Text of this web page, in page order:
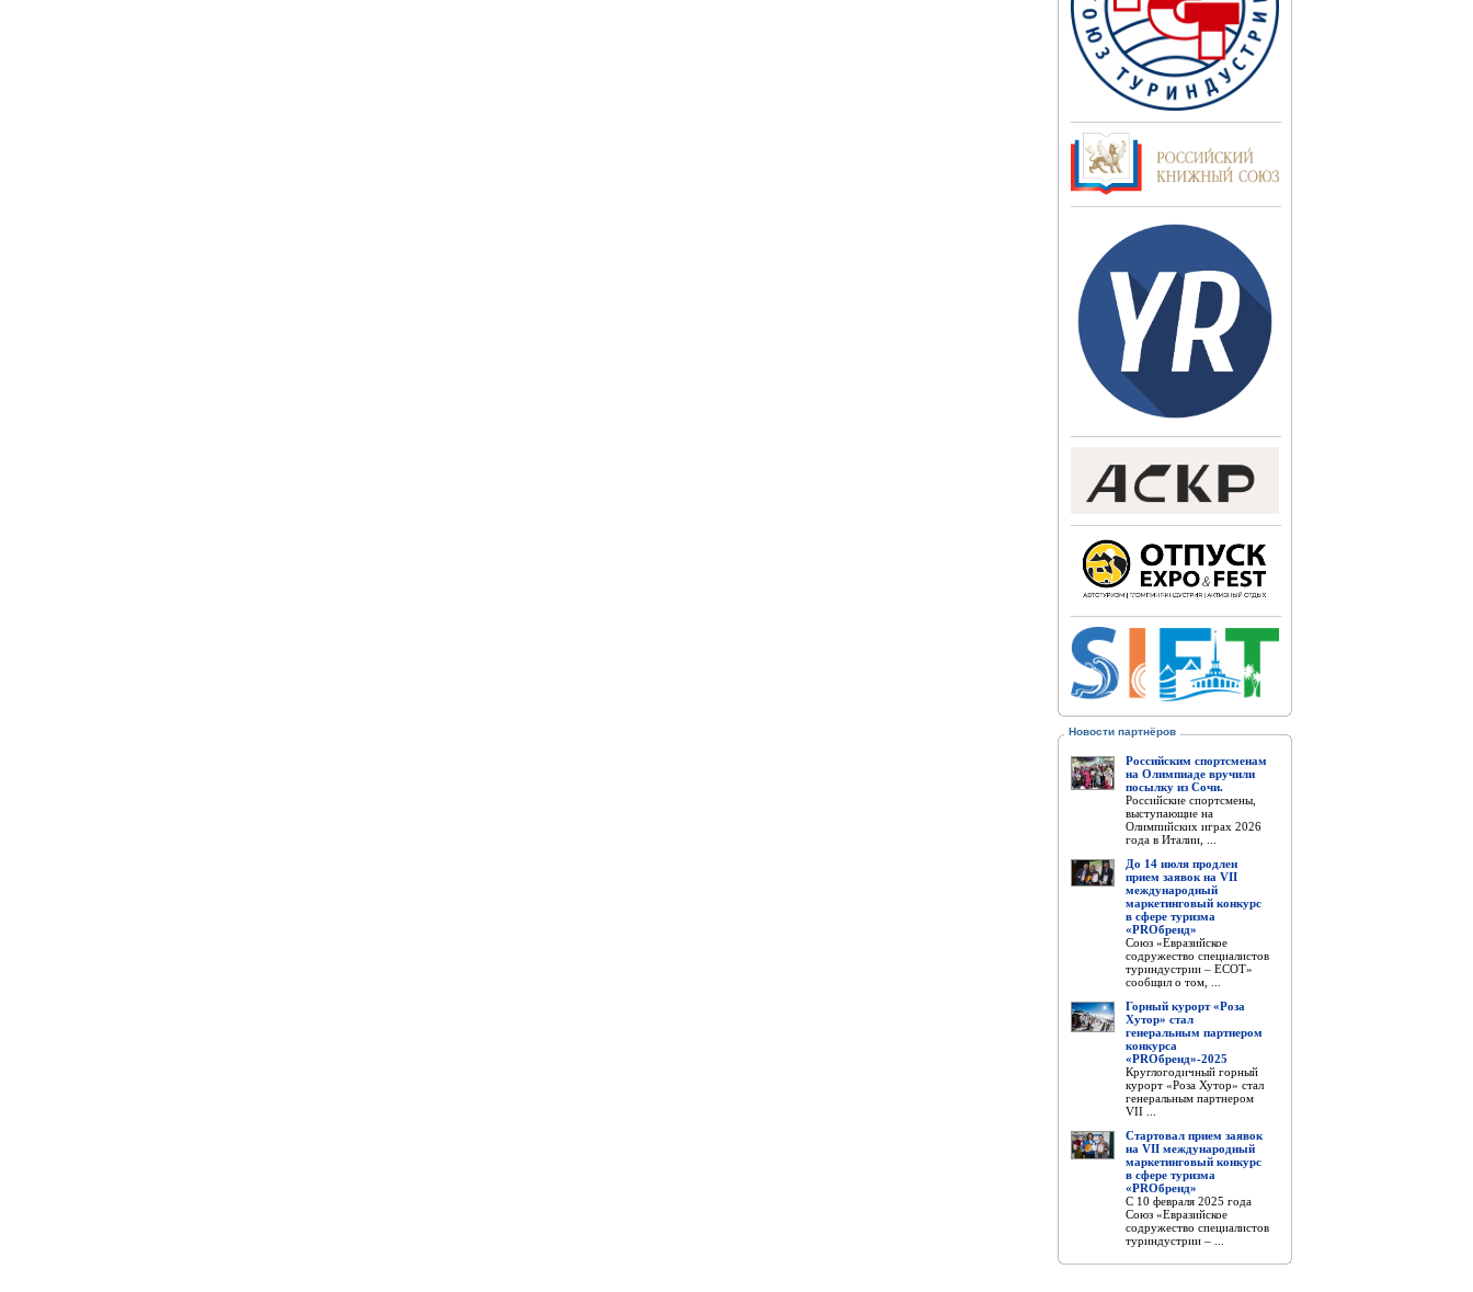
Новости партнёров
Российским спортсменам
на Олимпиаде вручили
посылку из Сочи.
Российские спортсмены,
выступающие на
Олимпийских играх 2026
года в Италии, ...
До 14 июля продлен
прием заявок на VII
международный
маркетинговый конкурс
в сфере туризма
«PROбренд»
Союз «Евразийское
содружество специалистов
туриндустрии – ЕСОТ»
сообщил о том, ...
Горный курорт «Роза
Хутор» стал
генеральным партнером
конкурса
«PROбренд»-2025
Круглогодичный горный
курорт «Роза Хутор» стал
генеральным партнером
VII ...
Стартовал прием заявок
на VII международный
маркетинговый конкурс
в сфере туризма
«PROбренд»
С 10 февраля 2025 года
Союз «Евразийское
содружество специалистов
туриндустрии – ...